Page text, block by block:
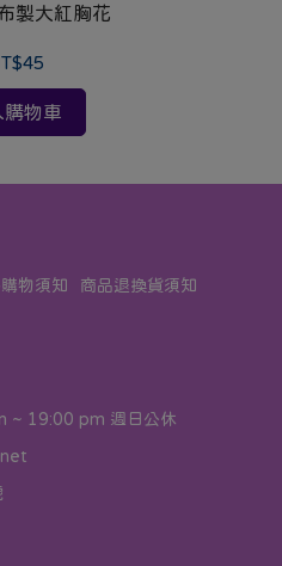
製大紅胸花
購物車
物須知 商品退換貨須知
~ 19:00 pm 週日公休